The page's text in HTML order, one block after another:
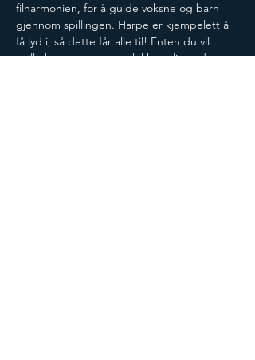
filharmonien, for å guide voksne og barn
gjennom spillingen. Harpe er kjempelett å
få lyd i, så dette får alle til! Enten du vil
spille bare en tone, en lekker glissando